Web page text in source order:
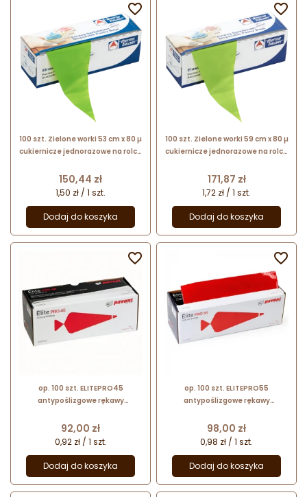
100 szt. Zielone worki 53 cm x 80 µ
cukiernicze jednorazowe na rolce
Cena
150,44 zł
1,50 zł / 1 szt.
Dodaj do koszyka

100 szt. Zielone worki 59 cm x 80 µ
cukiernicze jednorazowe na rolce
Cena
171,87 zł
1,72 zł / 1 szt.
Dodaj do koszyka

op. 100 szt. ELITEPRO45
antypoślizgowe rękawy
Pavoni Italia - czerwone
jednorazowe worki na rolce
Cena
92,00 zł
0,92 zł / 1 szt.
Dodaj do koszyka

op. 100 szt. ELITEPRO55
antypoślizgowe rękawy
Pavoni Italia - czerwone
jednorazowe worki na rolce
Cena
98,00 zł
0,98 zł / 1 szt.
Dodaj do koszyka
